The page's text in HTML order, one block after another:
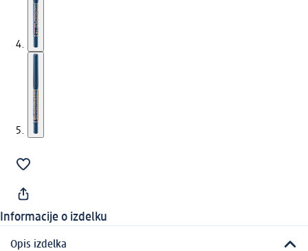
Informacije o izdelku
Opis izdelka